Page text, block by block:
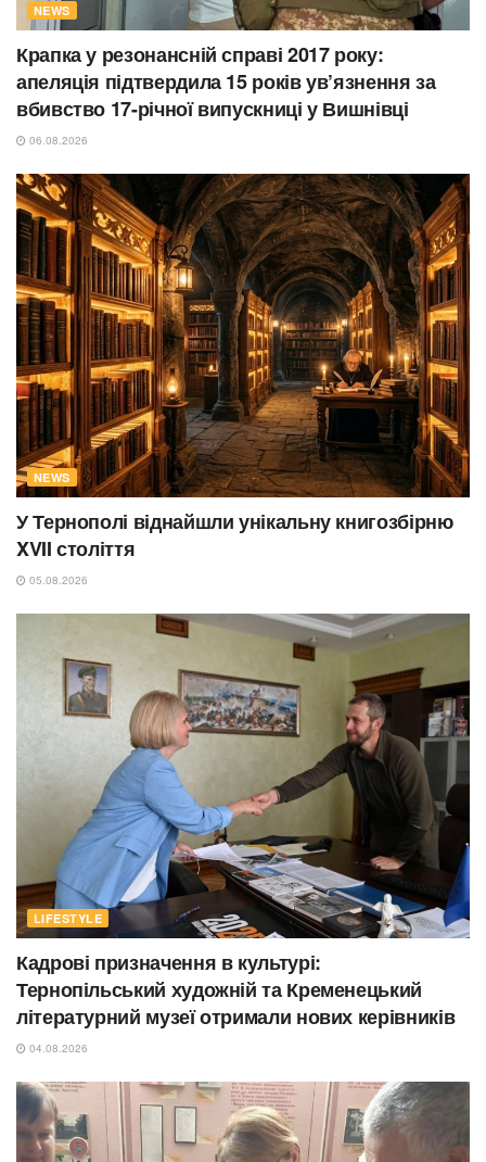
NEWS
Крапка у резонансній справі 2017 року:
апеляція підтвердила 15 років ув’язнення за
вбивство 17-річної випускниці у Вишнівці
06.08.2026
NEWS
У Тернополі віднайшли унікальну книгозбірню
XVII століття
05.08.2026
LIFESTYLE
Кадрові призначення в культурі:
Тернопільський художній та Кременецький
літературний музеї отримали нових керівників
04.08.2026